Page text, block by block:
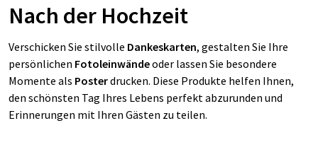
Nach der Hochzeit
Verschicken Sie stilvolle Dankeskarten, gestalten Sie Ihre
persönlichen Fotoleinwändeoder lassen Sie besondere
Momente als Posterdrucken. Diese Produkte helfen Ihnen,
den schönsten Tag Ihres Lebens perfekt abzurunden und
Erinnerungen mit Ihren Gästen zu teilen.